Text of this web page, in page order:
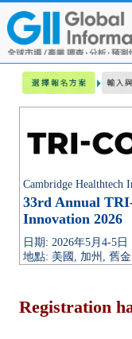
Cambridge Healthtech
33rd Annual
Innovation 2026
日期: 2026年5月4-5日
地點: 美國, 加州, 舊金
Registration